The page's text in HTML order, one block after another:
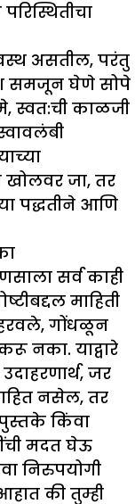
असतील, परंतु
समजून घेणे सोपे
स्वत:ची काळजी
खोलवर जा, तर
पद्धतीने आणि
सर्व काही
माहिती
गोंधळून
नका. याद्वारे
जर
नसेल, तर
पुस्तके किंवा
मदत घेऊ
निरुपयोगी
की तुम्ही